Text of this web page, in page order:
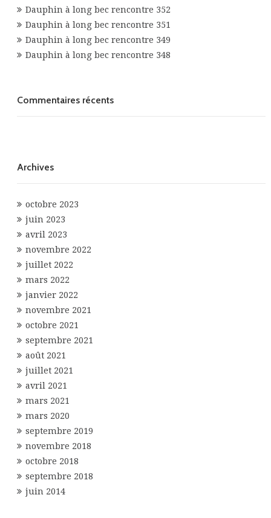
Dauphin à long bec rencontre 352
Dauphin à long bec rencontre 351
Dauphin à long bec rencontre 349
Dauphin à long bec rencontre 348
Commentaires récents
Archives
octobre 2023
juin 2023
avril 2023
novembre 2022
juillet 2022
mars 2022
janvier 2022
novembre 2021
octobre 2021
septembre 2021
août 2021
juillet 2021
avril 2021
mars 2021
mars 2020
septembre 2019
novembre 2018
octobre 2018
septembre 2018
juin 2014